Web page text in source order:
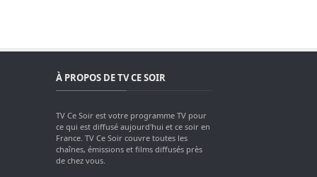
À PROPOS DE TV CE SOIR
TV Ce Soir est votre programme TV pour
ce qui est diffusé aujourd'hui et ce soir en
France. TV Ce Soir couvre toutes les
chaînes, émissions et films diffusés près
de chez vous.